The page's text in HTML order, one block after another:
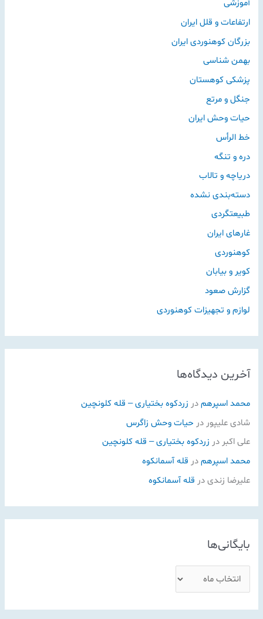
آموزشی
ارتفاعات و قلل ایران
بزرگان کوهنوردی ایران
بهمن شناسی
پزشکی کوهستان
جنگل و مرتع
حیات وحش ایران
خط الرأس
دره و تنگه
دریاچه و تالاب
دسته‌بندی نشده
طبیعتگردی
غارهای ایران
کوهنوردی
کویر و بیابان
گزارش صعود
لوازم و تجهیزات کوهنوردی
آخرین دیدگاه‌ها
محمد اسپرهم در زردکوه بختیاری – قله کلونچین
شادی علیپور در حیات وحش زاگرس
علی اکبر در زردکوه بختیاری – قله کلونچین
محمد اسپرهم در قله آسمانکوه
علیرضا زندی در قله آسمانکوه
بایگانی‌ها